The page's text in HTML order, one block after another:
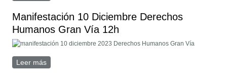
Manifestación 10 Diciembre Derechos
Humanos Gran Vía 12h
Leer más